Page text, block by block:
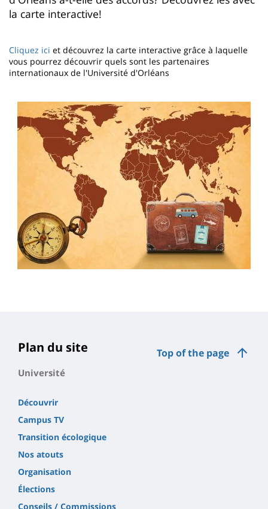
de
la
page
principale
la carte interactive!
Cliquez ici et découvrez la carte interactive grâce à laquelle
vous pourrez découvrir quels sont les partenaires
internationaux de l'Université d'Orléans
Top of the page
Plan du site
Université
Découvrir
Campus TV
Transition écologique
Nos atouts
Organisation
Élections
Conseils / Commissions